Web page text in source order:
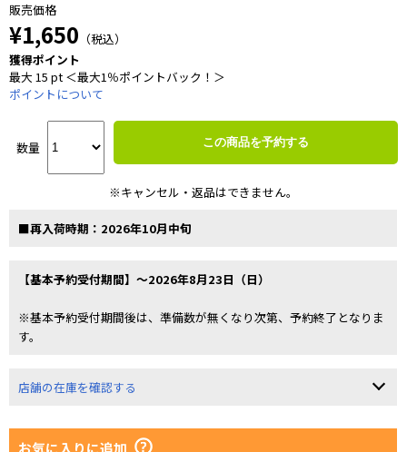
販売価格
¥1,650 （税込）
獲得ポイント
最大 15 pt ＜最大1％ポイントバック！＞
ポイントについて
数量 この商品を予約する
※キャンセル・返品はできません。
■再入荷時期：2026年10月中旬
【基本予約受付期間】～2026年8月23日（日）
※基本予約受付期間後は、準備数が無くなり次第、予約終了となりま
す。
店舗の在庫を確認する
お気に入りに追加